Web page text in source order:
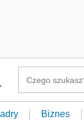
Biznes